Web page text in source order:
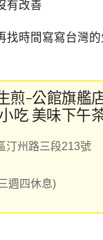
有改善
找時間寫寫台灣
煎-公館旗艦
吃 美味下午
汀州路三段213號
週四休息)